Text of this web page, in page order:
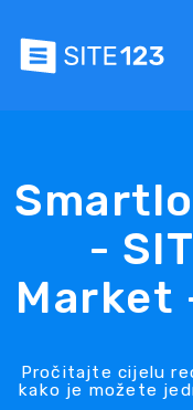
-
Market
Pročitajte cijelu
kako je možete